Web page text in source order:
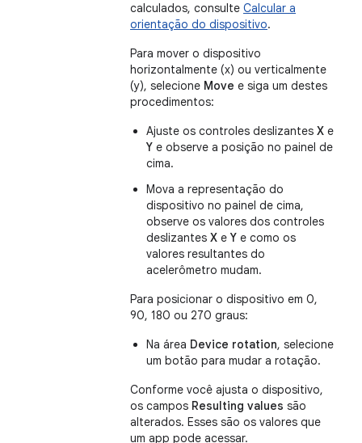
calculados, consulte Calcular a
orientação do dispositivo.
Para mover o dispositivo
horizontalmente (x) ou verticalmente
(y), selecione Move e siga um destes
procedimentos:
Ajuste os controles deslizantes X e
Y e observe a posição no painel de
cima.
Mova a representação do
dispositivo no painel de cima,
observe os valores dos controles
deslizantes X e Y e como os
valores resultantes do
acelerômetro mudam.
Para posicionar o dispositivo em 0,
90, 180 ou 270 graus:
Na área Device rotation, selecione
um botão para mudar a rotação.
Conforme você ajusta o dispositivo,
os campos Resulting values são
alterados. Esses são os valores que
um app pode acessar.